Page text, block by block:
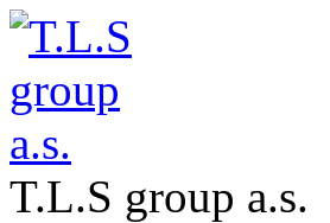
T.L.S group a.s.